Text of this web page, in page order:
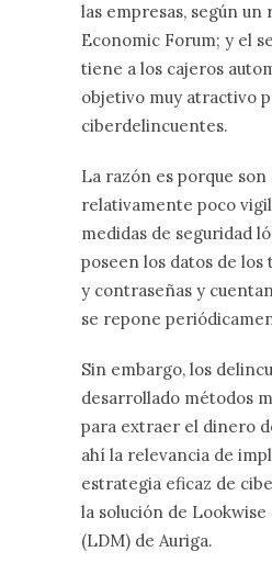
las empresas, según
Economic Forum; y el
tiene a los cajeros
objetivo muy atractivo
ciberdelincuentes.
La razón es porque son
relativamente poco
medidas de seguridad
poseen los datos de
y contraseñas y
se repone
Sin embargo, los
desarrollado métodos
para extraer el dinero
ahí la relevancia de
estrategia eficaz de
la solución de
(LDM) de Auriga.